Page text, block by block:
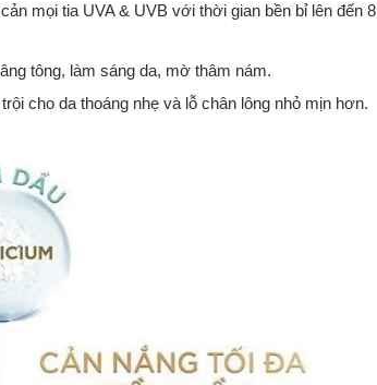
mọi tia UVA & UVB với thời gian bền bỉ lên đến 8
tông, làm sáng da, mờ thâm nám.
cho da thoáng nhẹ và lỗ chân lông nhỏ mịn hơn.